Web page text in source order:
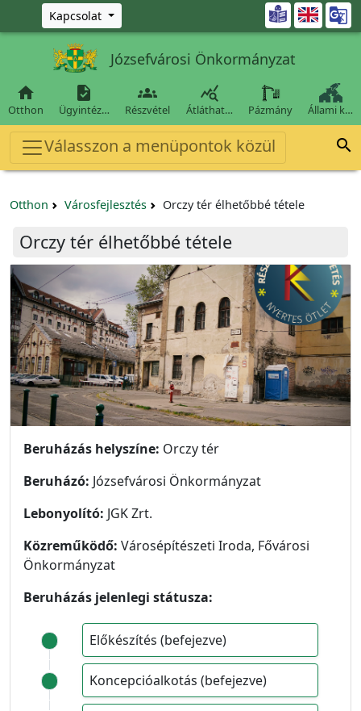
Ugrás a fő tartalomra
Kapcsolat 
Józsefvárosi Önkormányzat

Otthon

Ügyintéz…

Részvétel

Átláthat… Pázmány Állami k…
Válasszon a menüpontok közül 
Otthon Városfejlesztés Orczy tér élhetőbbé tétele
Orczy tér élhetőbbé tétele
Beruházás helyszíne: Orczy tér
Beruházó: Józsefvárosi Önkormányzat
Lebonyolító: JGK Zrt.
Közreműködő: Városépítészeti Iroda, Fővárosi
Önkormányzat
Beruházás jelenlegi státusza:
Előkészítés (befejezve)
Koncepcióalkotás (befejezve)